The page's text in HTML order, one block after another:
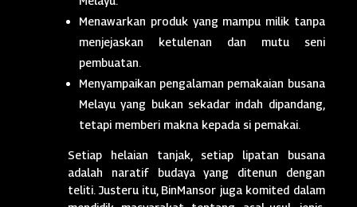
Menawarkan produk yang mampu milik tanpa
menjejaskan ketulenan dan mutu seni
pembuatan.
Menyampaikan pengalaman pemakaian busana
Melayu yang bukan sekadar indah dipandang,
tetapi memberi makna kepada si pemakai.
Setiap helaian tanjak, setiap lipatan busana
adalah naratif budaya yang ditenun dengan
teliti. Justeru itu, BinMansor juga komited dalam